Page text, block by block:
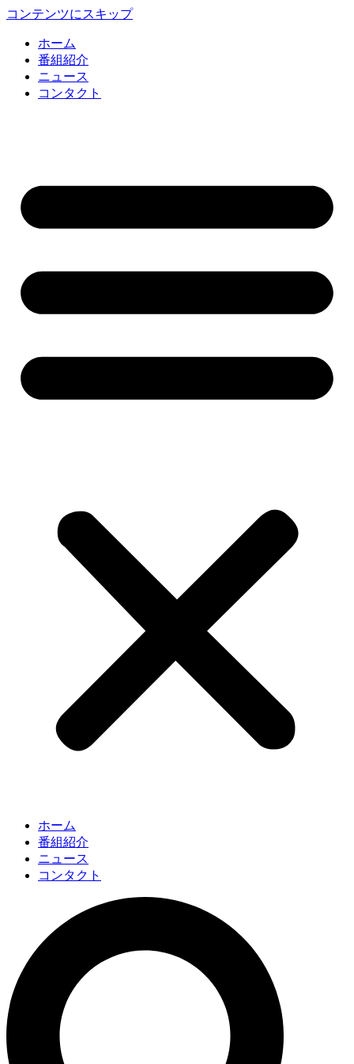
コンテンツにスキップ
ホーム
番組紹介
ニュース
コンタクト
ホーム
番組紹介
ニュース
コンタクト